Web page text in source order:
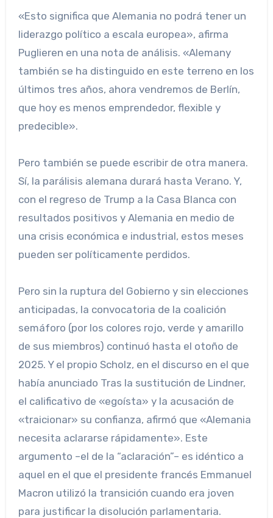
«Esto significa que Alemania no podrá tener un
liderazgo político a escala europea», afirma
Puglieren en una nota de análisis. «Alemany
también se ha distinguido en este terreno en los
últimos tres años, ahora vendremos de Berlín,
que hoy es menos emprendedor, flexible y
predecible».
Pero también se puede escribir de otra manera.
Sí, la parálisis alemana durará hasta Verano. Y,
con el regreso de Trump a la Casa Blanca con
resultados positivos y Alemania en medio de
una crisis económica e industrial, estos meses
pueden ser políticamente perdidos.
Pero sin la ruptura del Gobierno y sin elecciones
anticipadas, la convocatoria de la coalición
semáforo (por los colores rojo, verde y amarillo
de sus miembros) continuó hasta el otoño de
2025. Y el propio Scholz, en el discurso en el que
había anunciado Tras la sustitución de Lindner,
el calificativo de «egoísta» y la acusación de
«traicionar» su confianza, afirmó que «Alemania
necesita aclararse rápidamente». Este
argumento –el de la “aclaración”– es idéntico a
aquel en el que el presidente francés Emmanuel
Macron utilizó la transición cuando era joven
para justificar la disolución parlamentaria.